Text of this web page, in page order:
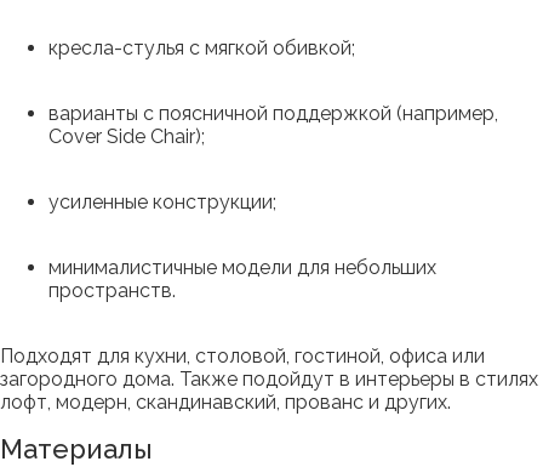
кресла-стулья с мягкой обивкой;
варианты с поясничной поддержкой (например,
Cover Side Chair);
усиленные конструкции;
минималистичные модели для небольших
пространств.
Подходят для кухни, столовой, гостиной, офиса или
загородного дома. Также подойдут в интерьеры в стилях
лофт, модерн, скандинавский, прованс и других.
Материалы